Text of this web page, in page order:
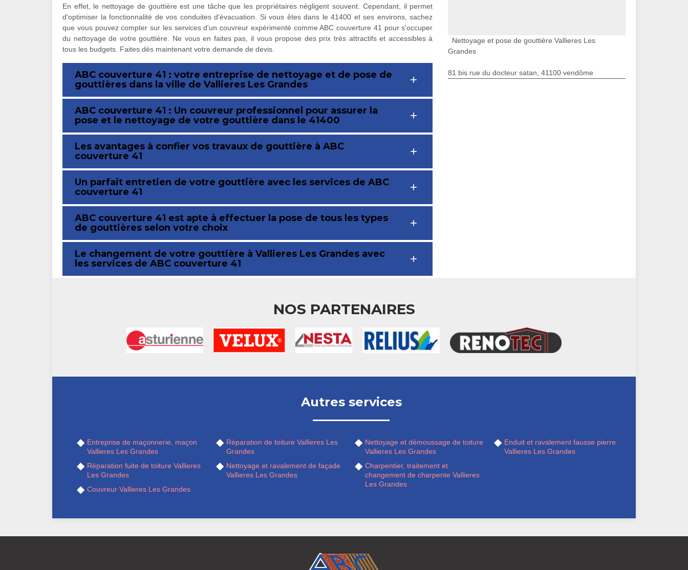
En effet, le nettoyage de gouttière est une tâche que les propriétaires négligent souvent. Cependant, il permet
d'optimiser la fonctionnalité de vos conduites d'évacuation. Si vous êtes dans le 41400 et ses environs, sachez
que vous pouvez compter sur les services d'un couvreur expérimenté comme ABC couverture 41 pour s'occuper
du nettoyage de votre gouttière. Ne vous en faites pas, il vous propose des prix très attractifs et accessibles à
tous les budgets. Faites dès maintenant votre demande de devis.
ABC couverture 41 : votre entreprise de nettoyage et de pose de
gouttières dans la ville de Vallieres Les Grandes
ABC couverture 41 : Un couvreur professionnel pour assurer la
pose et le nettoyage de votre gouttière dans le 41400
Les avantages à confier vos travaux de gouttière à ABC
couverture 41
Un parfait entretien de votre gouttière avec les services de ABC
couverture 41
ABC couverture 41 est apte à effectuer la pose de tous les types
de gouttières selon votre choix
Le changement de votre gouttière à Vallieres Les Grandes avec
les services de ABC couverture 41
Nettoyage et pose de gouttière Vallieres Les
Grandes
81 bis rue du docteur satan, 41100 vendôme
NOS PARTENAIRES
Autres services
Entreprise de maçonnerie, maçon
Vallieres Les Grandes
Réparation fuite de toiture Vallieres
Les Grandes
Couvreur Vallieres Les Grandes
Réparation de toiture Vallieres Les
Grandes
Nettoyage et ravalement de façade
Vallieres Les Grandes
Nettoyage et démoussage de toiture
Vallieres Les Grandes
Charpentier, traitement et
changement de charpente Vallieres
Les Grandes
Enduit et ravalement fausse pierre
Vallieres Les Grandes